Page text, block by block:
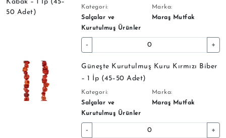
Kategori:
Salçalar ve
Kurutulmuş Ürünler
Marka:
Maraş Mutfak
- +
Güneşte Kurutulmuş Kuru Kırmızı Biber
– 1 İp (45–50 Adet)
Kategori:
Salçalar ve
Kurutulmuş Ürünler
Marka:
Maraş Mutfak
- +